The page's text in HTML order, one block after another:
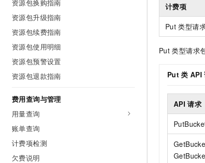
资源包换购指南
资源包升级指南
资源包续费指南
资源包使用明细
资源包预警设置
资源包退款指南
费用查询与管理
用量查询
账单查询
计费项检测
欠费说明
计费项
Put 类型请
Put 类型请求
Put 类 API
API 请求
在线体验全尺寸、
Happy 系列大模型
大模型解决方案
快速部署 Dify，
10 分钟在聊天系
域名与网站
终端用户计算
Serverless
迁移与运维管理
专有云
AI 开发和 AI 应用